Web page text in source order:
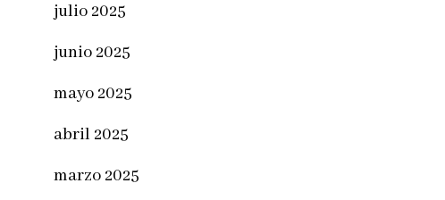
julio 2025
junio 2025
mayo 2025
abril 2025
marzo 2025